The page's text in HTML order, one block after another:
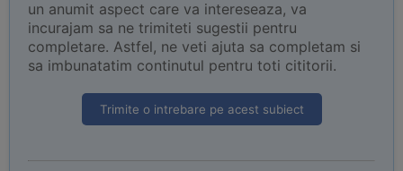
un anumit aspect care va intereseaza, va
incurajam sa ne trimiteti sugestii pentru
completare. Astfel, ne veti ajuta sa completam si
sa imbunatatim continutul pentru toti cititorii.
Trimite o intrebare pe acest subiect